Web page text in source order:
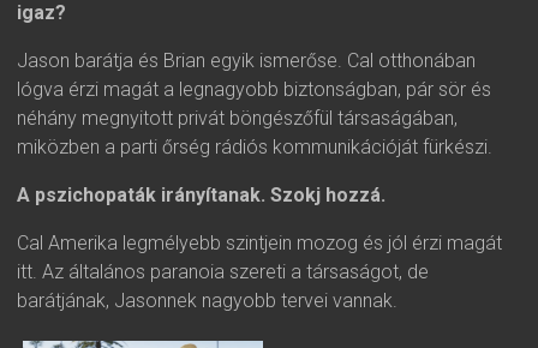
igaz?
Jason barátja és Brian egyik ismerőse. Cal otthonában
lógva érzi magát a legnagyobb biztonságban, pár sör és
néhány megnyitott privát böngészőfül társaságában,
miközben a parti őrség rádiós kommunikációját fürkészi.
A pszichopaták irányítanak. Szokj hozzá.
Cal Amerika legmélyebb szintjein mozog és jól érzi magát
itt. Az általános paranoia szereti a társaságot, de
barátjának, Jasonnek nagyobb tervei vannak.